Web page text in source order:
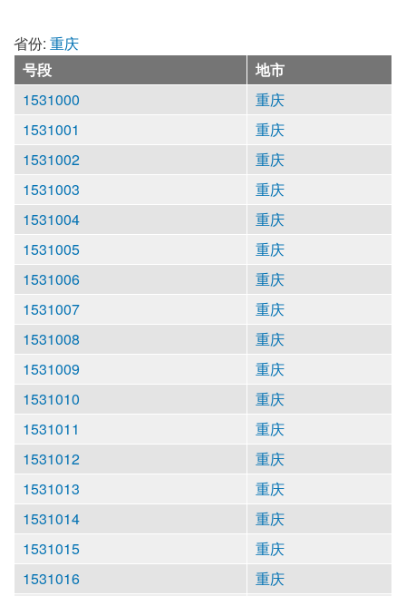
省份: 重庆
号段
地市
1531000
重庆
1531001
重庆
1531002
重庆
1531003
重庆
1531004
重庆
1531005
重庆
1531006
重庆
1531007
重庆
1531008
重庆
1531009
重庆
1531010
重庆
1531011
重庆
1531012
重庆
1531013
重庆
1531014
重庆
1531015
重庆
1531016
重庆